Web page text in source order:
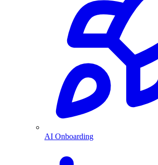
AI Onboarding